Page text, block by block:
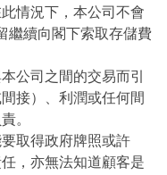
情況下，本公司不會
繼續向閣下索取存儲費
公司之間的交易而引
接）、利潤或任何間
。
取得政府牌照或許
，亦無法知道顧客是